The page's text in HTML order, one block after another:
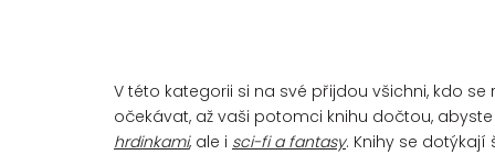
V této kategorii si na své přijdou všichni, kdo
očekávat, až vaši potomci knihu dočtou,
hrdinkami, ale i sci-fi a fantasy. Knihy se